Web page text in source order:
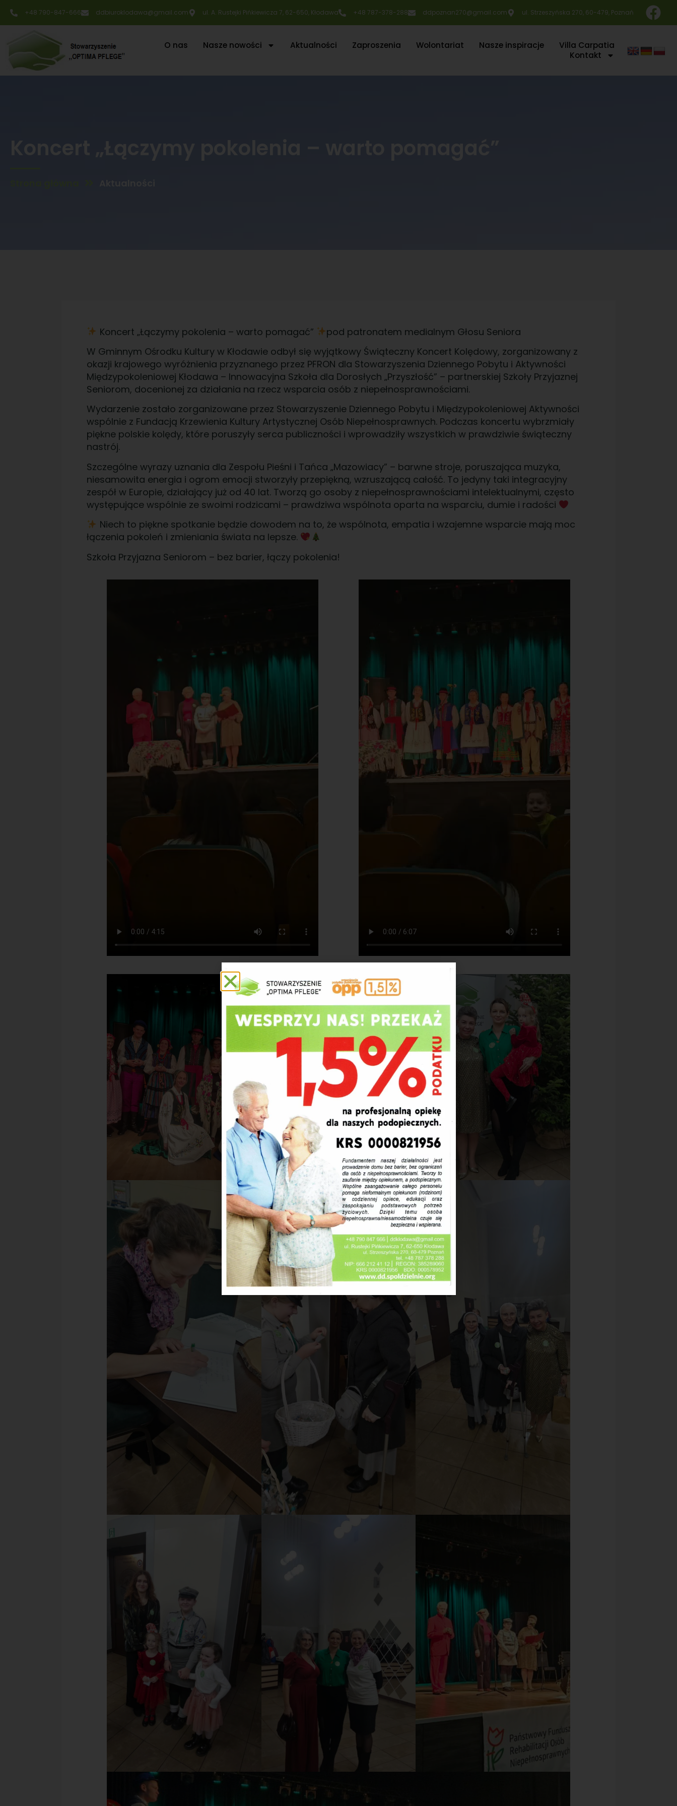
+48 790-847-666 ddbiuroklodawa@gmail.com ul. A. Rustejki Pińkiewicza 7, 62-650, Kłodawa +48 787-378-288 ddpoznan270@gmail.com ul. Strzeszyńska 270, 60-479, Poznań
O nas Nasze nowości Aktualności Zaproszenia Wolontariat Nasze inspiracje
Villa Carpatia
Kontakt
Koncert „Łączymy pokolenia – warto pomagać”
pod patronatem medialnym Głosu Seniora
W Gminnym Ośrodku Kultury w Kłodawie odbył się wyjątkowy Świąteczny Koncert Kolędowy, zorganizowany z
okazji krajowego wyróżnienia przyznanego przez PFRON dla Stowarzyszenia Dziennego Pobytu i Aktywności
Międzypokoleniowej Kłodawa – Innowacyjna Szkoła dla Dorosłych „Przyszłość” – partnerskiej Szkoły Przyjaznej
Seniorom, docenionej za działania na rzecz wsparcia osób z niepełnosprawnościami.
Wydarzenie zostało zorganizowane przez Stowarzyszenie Dziennego Pobytu i Międzypokoleniowej Aktywności
wspólnie z Fundacją Krzewienia Kultury Artystycznej Osób Niepełnosprawnych. Podczas koncertu wybrzmiały
piękne polskie kolędy, które poruszyły serca publiczności i wprowadziły wszystkich w prawdziwie świąteczny
nastrój.
Szczególne wyrazy uznania dla Zespołu Pieśni i Tańca „Mazowiacy” – barwne stroje, poruszająca muzyka,
niesamowita energia i ogrom emocji stworzyły przepiękną, wzruszającą całość. To jedyny taki integracyjny
zespół w Europie, działający już od 40 lat. Tworzą go osoby z niepełnosprawnościami intelektualnymi, często
występujące wspólnie ze swoimi rodzicami – prawdziwa wspólnota oparta na wsparciu, dumie i radości
Niech to piękne spotkanie będzie dowodem na to, że wspólnota, empatia i wzajemne wsparcie mają moc
łączenia pokoleń i zmieniania świata na lepsze.
Szkoła Przyjazna Seniorom – bez barier, łączy pokolenia!